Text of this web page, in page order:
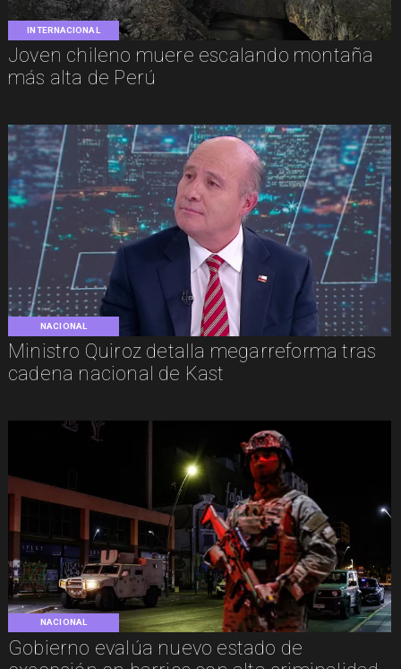
INTERNACIONAL
Joven chileno muere escalando montaña
más alta de Perú
NACIONAL
Ministro Quiroz detalla megarreforma tras
cadena nacional de Kast
NACIONAL
Gobierno evalúa nuevo estado de